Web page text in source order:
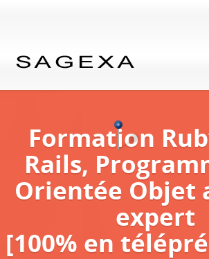
Formation
Rails,
Orientée Objet
expert
[100% en